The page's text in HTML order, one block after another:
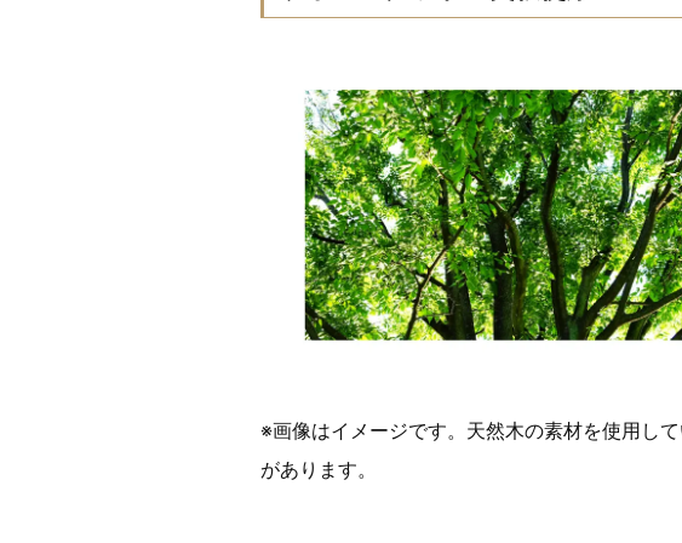
※画像はイメージです。天然木の素材を使用し
があります。